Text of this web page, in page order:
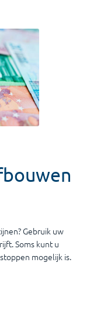
Gebruik uw
Soms kunt u
mogelijk is.